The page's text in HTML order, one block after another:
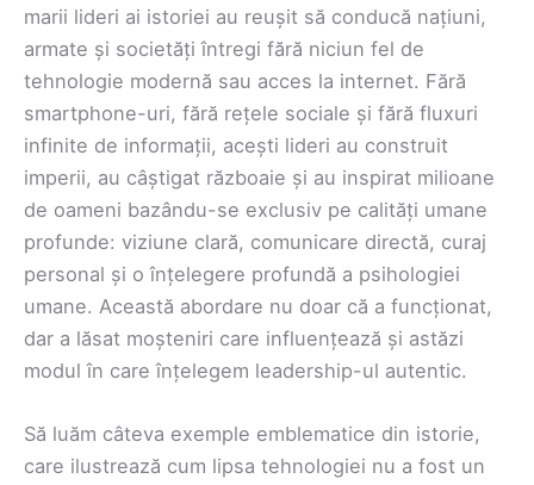
marii lideri ai istoriei au reușit să conducă națiuni,
armate și societăți întregi fără niciun fel de
tehnologie modernă sau acces la internet. Fără
smartphone-uri, fără rețele sociale și fără fluxuri
infinite de informații, acești lideri au construit
imperii, au câștigat războaie și au inspirat milioane
de oameni bazându-se exclusiv pe calități umane
profunde: viziune clară, comunicare directă, curaj
personal și o înțelegere profundă a psihologiei
umane. Această abordare nu doar că a funcționat,
dar a lăsat moșteniri care influențează și astăzi
modul în care înțelegem leadership-ul autentic.
Să luăm câteva exemple emblematice din istorie,
care ilustrează cum lipsa tehnologiei nu a fost un